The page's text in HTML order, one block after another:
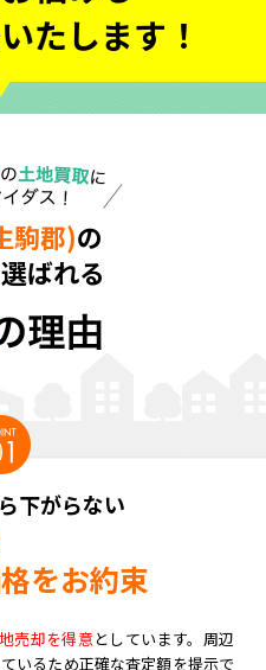
いたします！
駒郡)の
ばれる
下がらない
をお約束
売却を得意 としています。周辺
いるため正確な査定額を提示で